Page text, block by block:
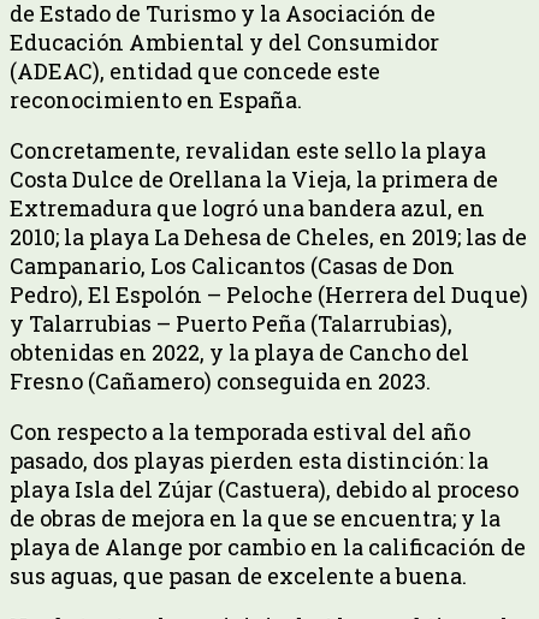
de Estado de Turismo y la Asociación de
Educación Ambiental y del Consumidor
(ADEAC), entidad que concede este
reconocimiento en España.
Concretamente, revalidan este sello la playa
Costa Dulce de Orellana la Vieja, la primera de
Extremadura que logró una bandera azul, en
2010; la playa La Dehesa de Cheles, en 2019; las de
Campanario, Los Calicantos (Casas de Don
Pedro), El Espolón – Peloche (Herrera del Duque)
y Talarrubias – Puerto Peña (Talarrubias),
obtenidas en 2022, y la playa de Cancho del
Fresno (Cañamero) conseguida en 2023.
Con respecto a la temporada estival del año
pasado, dos playas pierden esta distinción: la
playa Isla del Zújar (Castuera), debido al proceso
de obras de mejora en la que se encuentra; y la
playa de Alange por cambio en la calificación de
sus aguas, que pasan de excelente a buena.